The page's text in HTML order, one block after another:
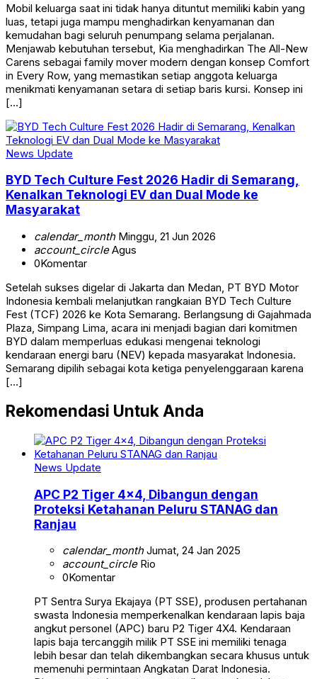
Mobil keluarga saat ini tidak hanya dituntut memiliki kabin yang
luas, tetapi juga mampu menghadirkan kenyamanan dan
kemudahan bagi seluruh penumpang selama perjalanan.
Menjawab kebutuhan tersebut, Kia menghadirkan The All-New
Carens sebagai family mover modern dengan konsep Comfort
in Every Row, yang memastikan setiap anggota keluarga
menikmati kenyamanan setara di setiap baris kursi. Konsep ini
[…]
News Update
BYD Tech Culture Fest 2026 Hadir di Semarang,
Kenalkan Teknologi EV dan Dual Mode ke
Masyarakat
calendar_monthMinggu, 21 Jun 2026
account_circleAgus
0Komentar
Setelah sukses digelar di Jakarta dan Medan, PT BYD Motor
Indonesia kembali melanjutkan rangkaian BYD Tech Culture
Fest (TCF) 2026 ke Kota Semarang. Berlangsung di Gajahmada
Plaza, Simpang Lima, acara ini menjadi bagian dari komitmen
BYD dalam memperluas edukasi mengenai teknologi
kendaraan energi baru (NEV) kepada masyarakat Indonesia.
Semarang dipilih sebagai kota ketiga penyelenggaraan karena
[…]
Rekomendasi Untuk Anda
News Update
APC P2 Tiger 4×4, Dibangun dengan
Proteksi Ketahanan Peluru STANAG dan
Ranjau
calendar_monthJumat, 24 Jan 2025
account_circleRio
0Komentar
PT Sentra Surya Ekajaya (PT SSE), produsen pertahanan
swasta Indonesia memperkenalkan kendaraan lapis baja
angkut personel (APC) baru P2 Tiger 4X4. Kendaraan
lapis baja tercanggih milik PT SSE ini memiliki tenaga
lebih besar dan telah dikembangkan secara khusus untuk
memenuhi permintaan Angkatan Darat Indonesia.